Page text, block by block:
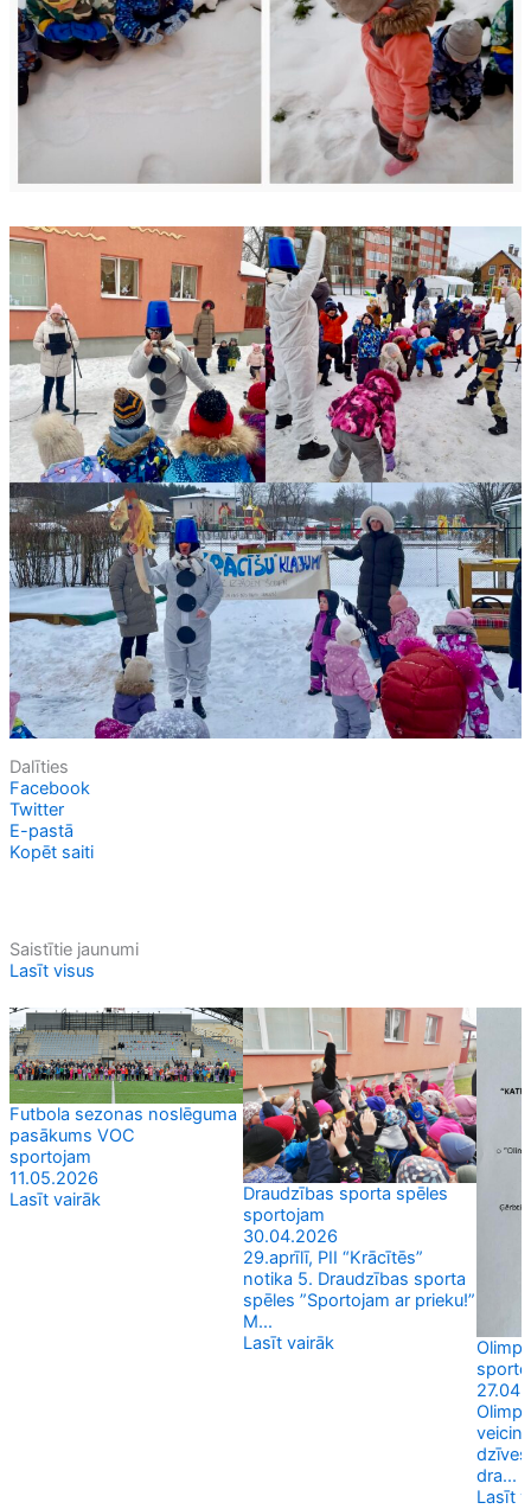
Dalīties
Facebook
Twitter
E-pastā
Kopēt saiti
Saistītie jaunumi
Lasīt visus
Futbola sezonas noslēguma
pasākums VOC
sportojam
11.05.2026
Lasīt vairāk
Draudzības sporta spēles
sportojam
30.04.2026
29.aprīlī, PII “Krācītēs”
notika 5. Draudzības sporta
spēles ”Sportojam ar prieku!”
M...
Lasīt vairāk
dra...
Lasīt